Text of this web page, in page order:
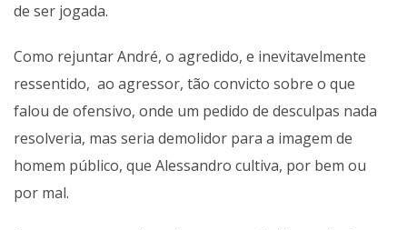
de ser jogada.
Como rejuntar André, o agredido, e inevitavelmente
ressentido, ao agressor, tão convicto sobre o que
falou de ofensivo, onde um pedido de desculpas nada
resolveria, mas seria demolidor para a imagem de
homem público, que Alessandro cultiva, por bem ou
por mal.